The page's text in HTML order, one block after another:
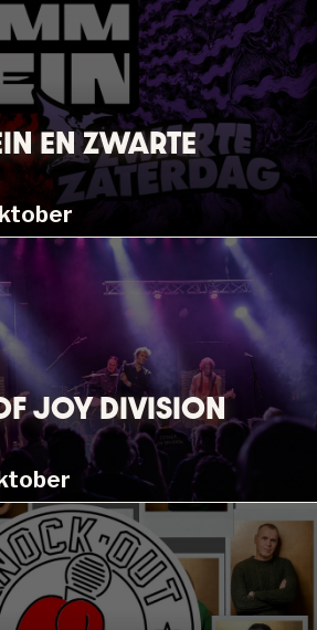
EN ZWARTE
JOY DIVISION